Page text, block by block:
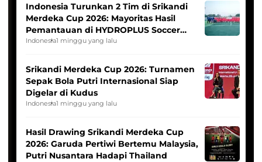
Indonesia Turunkan 2 Tim di Srikandi
Merdeka Cup 2026: Mayoritas Hasil
Pemantauan di HYDROPLUS Soccer
League
Indonesia1 minggu yang lalu
Srikandi Merdeka Cup 2026: Turnamen
Sepak Bola Putri Internasional Siap
Digelar di Kudus
Indonesia1 minggu yang lalu
Hasil Drawing Srikandi Merdeka Cup
2026: Garuda Pertiwi Bertemu Malaysia,
Putri Nusantara Hadapi Thailand